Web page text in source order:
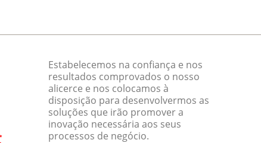
Estabelecemos na confiança e nos
resultados comprovados o nosso
alicerce e nos colocamos à
disposição para desenvolvermos as
soluções que irão promover a
inovação necessária aos seus
processos de negócio.